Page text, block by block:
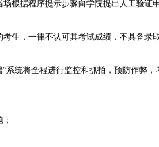
根据程序提示步骤向学院提出人工验证
生，一律不认可其考试成绩，不具备录取
系统将全程进行监控和抓拍，预防作弊